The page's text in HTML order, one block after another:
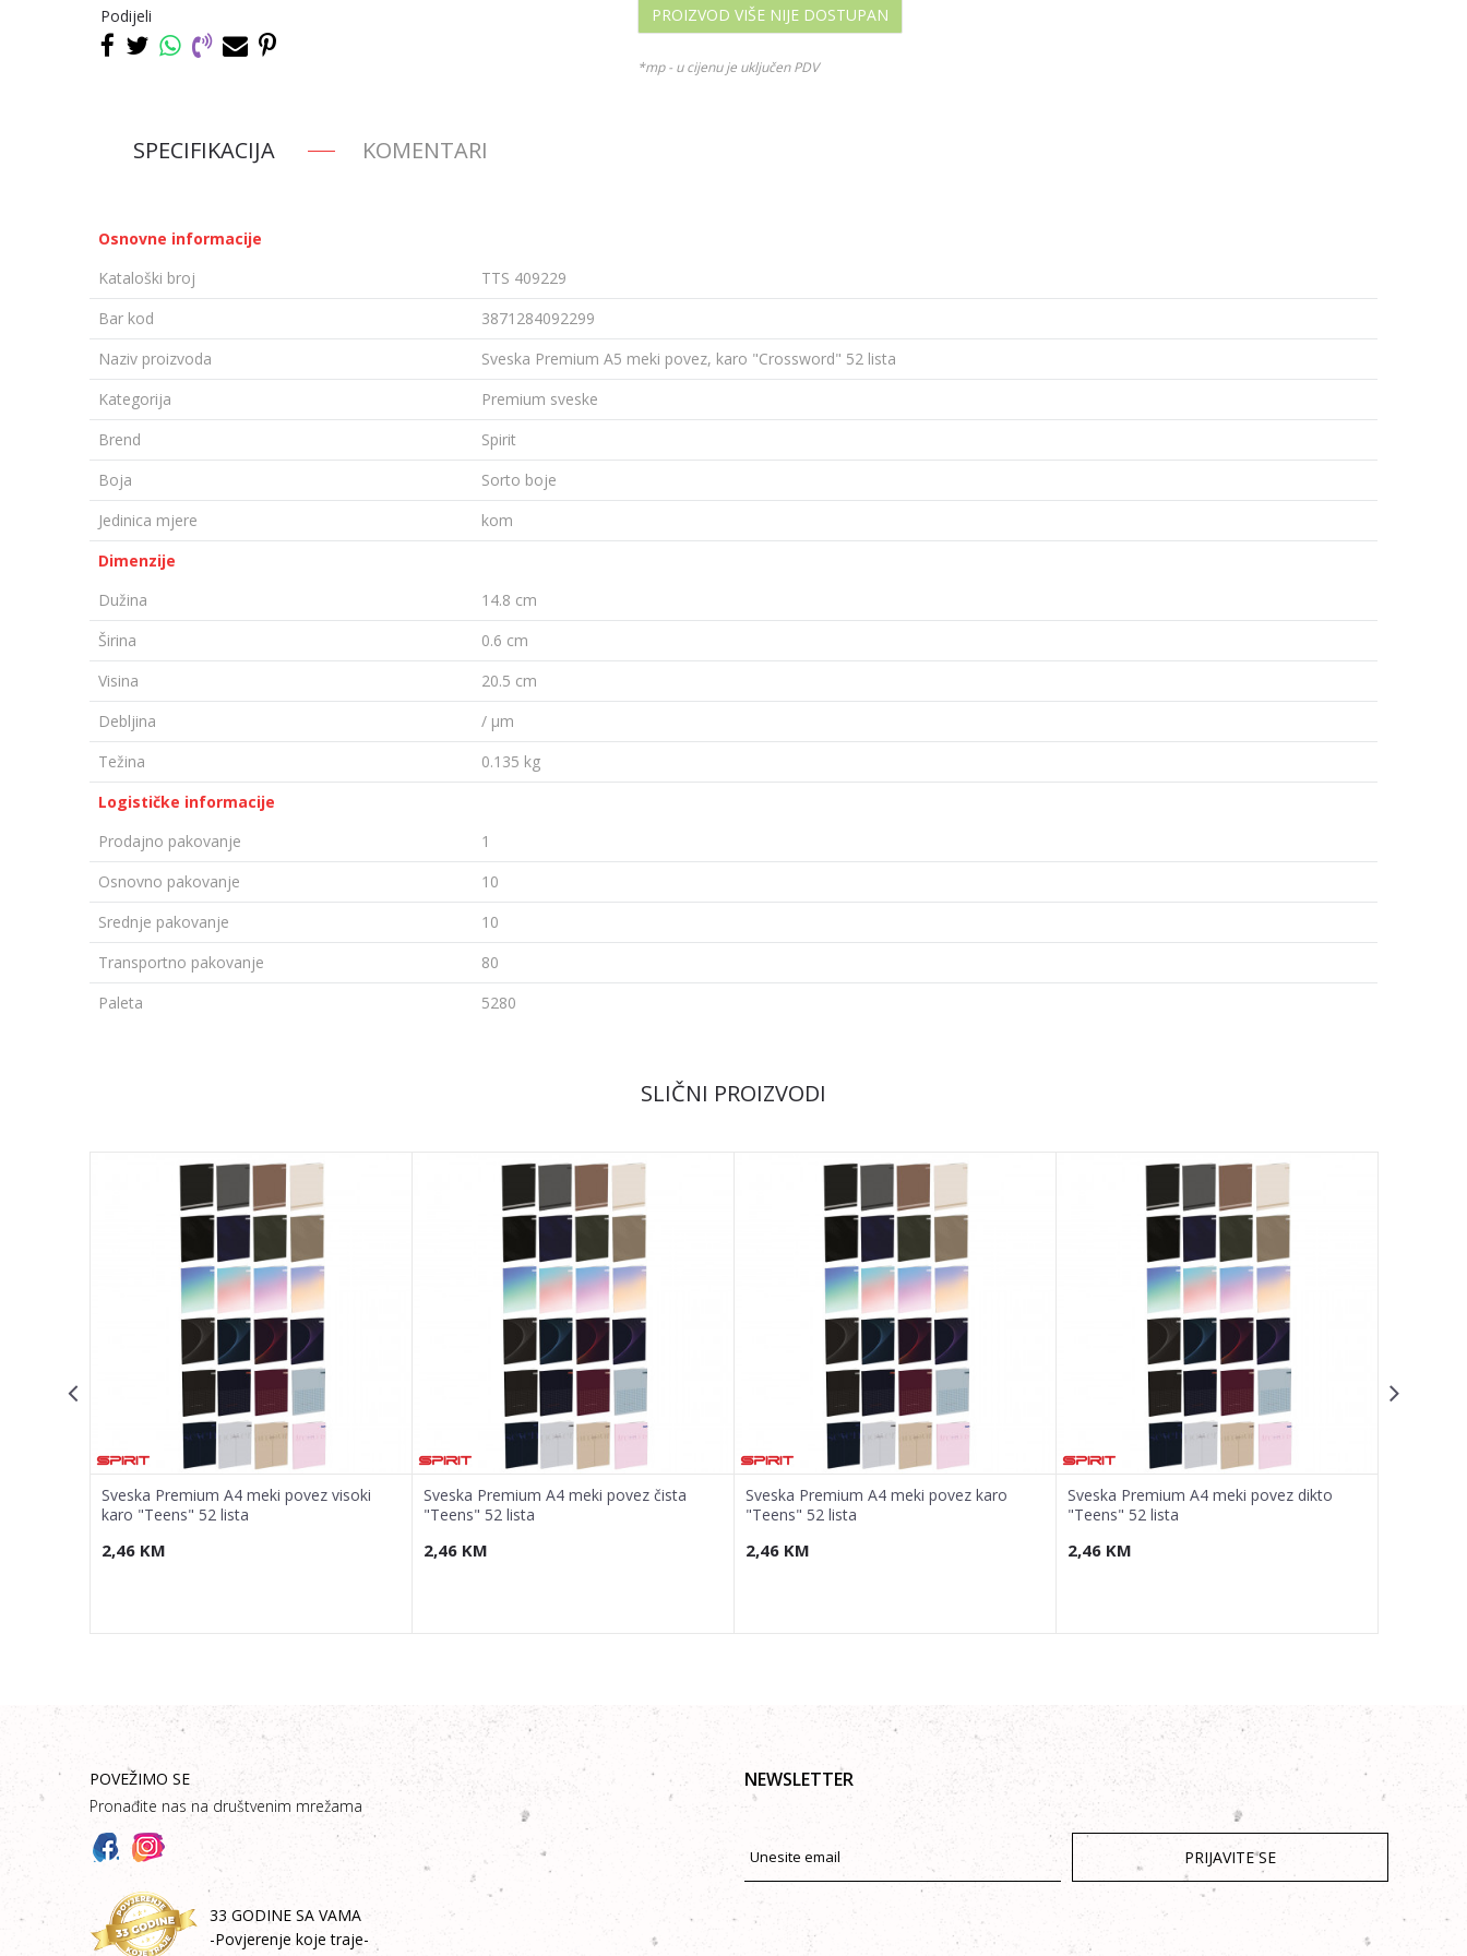
Podijeli PROIZVOD VIŠE NIJE DOSTUPAN
*mp - u cijenu je uključen PDV
SPECIFIKACIJA KOMENTARI
Osnovne informacije
Kataloški broj
TTS 409229
Bar kod
3871284092299
Naziv proizvoda
Sveska Premium A5 meki povez, karo "Crossword" 52 lista
Kategorija
Premium sveske
Brend
Spirit
Boja
Sorto boje
Jedinica mjere
kom
Dimenzije
Dužina
14.8 cm
Širina
0.6 cm
Visina
20.5 cm
Debljina
/ µm
Težina
0.135 kg
Logističke informacije
Prodajno pakovanje
1
Osnovno pakovanje
10
Srednje pakovanje
10
Transportno pakovanje
80
Paleta
5280
POŠALJI
SLIČNI PROIZVODI
Sveska Premium A4 meki povez visoki
karo "Teens" 52 lista
2,46 KM
Sveska Premium A4 meki povez čista
"Teens" 52 lista
2,46 KM
Sveska Premium A4 meki povez karo
"Teens" 52 lista
2,46 KM
Sveska Premium A4 meki povez dikto
"Teens" 52 lista
2,46 KM
POVEŽIMO SE
Pronađite nas na društvenim mrežama
33 GODINE SA VAMA
-Povjerenje koje traje-
NEWSLETTER
PRIJAVITE SE